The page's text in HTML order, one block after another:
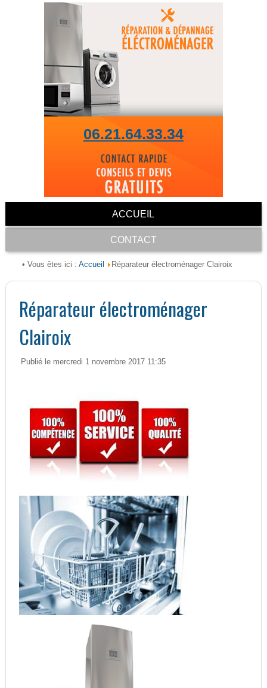
06.21.64.33.34
ACCUEIL
CONTACT
• Vous êtes ici : Accueil Réparateur électroménager Clairoix
Réparateur électroménager
Clairoix
Publié le mercredi 1 novembre 2017 11:35